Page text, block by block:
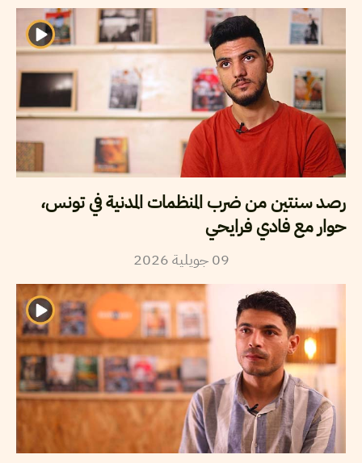
رصد سنتين من ضرب المنظمات المدنية في تونس،
حوار مع فادي فرايحي
09 جويلية2026